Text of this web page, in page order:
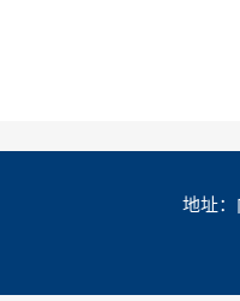
地址